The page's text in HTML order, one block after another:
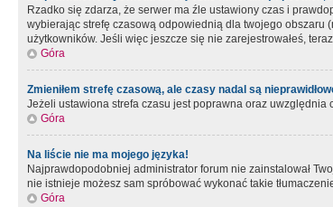
Rzadko się zdarza, że serwer ma źle ustawiony czas i
wybierając strefę czasową odpowiednią dla twojego obszaru
użytkowników. Jeśli więc jeszcze się nie zarejestrowałeś,
Góra
Zmieniłem strefę czasową, ale czasy nadal są
Jeżeli ustawiona strefa czasu jest poprawna oraz
Góra
Na liście nie ma mojego języka!
Najprawdopodobniej administrator forum nie zainstalował
nie istnieje możesz sam spróbować wykonać takie
Góra